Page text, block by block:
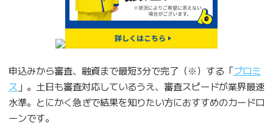
申込みから審査、融資まで最短3分で完了（※）する「プロミ
ス 」。土日も審査対応しているうえ、審査スピードが業界最速
水準。とにかく急ぎで結果を知りたい方におすすめのカードロ
ーンです。